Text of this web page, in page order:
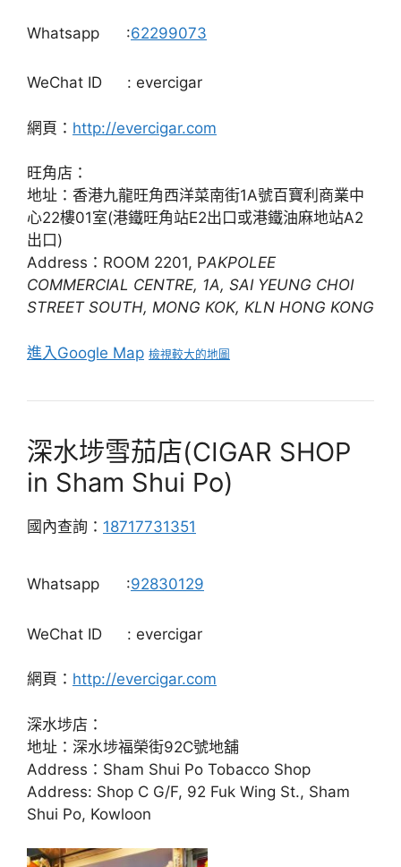
Whatsapp :62299073
WeChat ID : evercigar
網頁： http://evercigar.com
旺角店：
地址：香港九龍旺角西洋菜南街1A號百寶利商業中
心22樓01室(港鐵旺角站E2出口或港鐵油麻地站A2
出口)
Address：ROOM 2201, PAKPOLEE
COMMERCIAL CENTRE, 1A, SAI YEUNG CHOI
STREET SOUTH, MONG KOK, KLN HONG KONG
進入Google Map 檢視較大的地圖
深水埗雪茄店(CIGAR SHOP
in Sham Shui Po)
國內查詢： 18717731351
Whatsapp :92830129
WeChat ID : evercigar
網頁： http://evercigar.com
深水埗店：
地址：深水埗福榮街92C號地舖
Address：Sham Shui Po Tobacco Shop
Address: Shop C G/F, 92 Fuk Wing St., Sham
Shui Po, Kowloon